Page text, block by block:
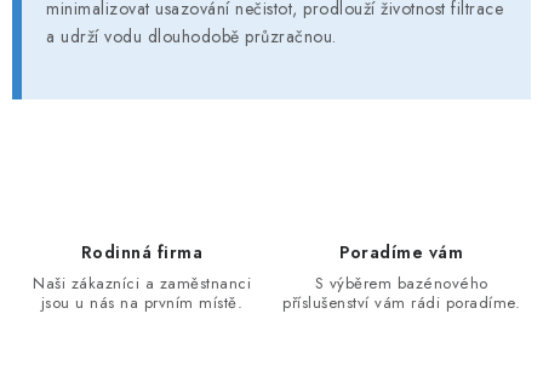
minimalizovat usazování nečistot, prodlouží životnost filtrace
a udrží vodu dlouhodobě průzračnou.
Rodinná firma
Naši zákazníci a zaměstnanci
jsou u nás na prvním místě.
Poradíme vám
S výběrem bazénového
příslušenství vám rádi poradíme.